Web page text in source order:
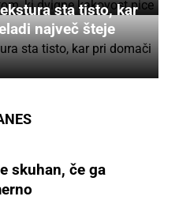
sta tisto, kar
največ šteje
skuhan, če ga